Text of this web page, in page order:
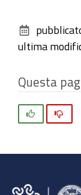
documento
ultima
Questa